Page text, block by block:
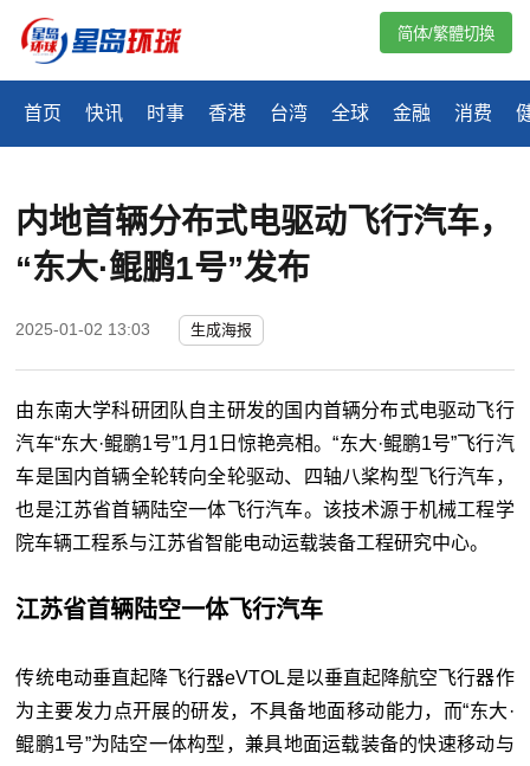
首页 快讯 时事 香港 台湾 全球 金融 消费
简体/繁體切換
内地首辆分布式电驱动飞行汽车，
“东大·鲲鹏1号”发布
2025-01-02 13:03 生成海报
由东南大学科研团队自主研发的国内首辆分布式电驱动飞行
汽车“东大·鲲鹏1号”1月1日惊艳亮相。“东大·鲲鹏1号”飞行汽
车是国内首辆全轮转向全轮驱动、四轴八桨构型飞行汽车，
也是江苏省首辆陆空一体飞行汽车。该技术源于机械工程学
院车辆工程系与江苏省智能电动运载装备工程研究中心。
江苏省首辆陆空一体飞行汽车
传统电动垂直起降飞行器eVTOL是以垂直起降航空飞行器作
为主要发力点开展的研发，不具备地面移动能力，而“东大·
鲲鹏1号”为陆空一体构型，兼具地面运载装备的快速移动与